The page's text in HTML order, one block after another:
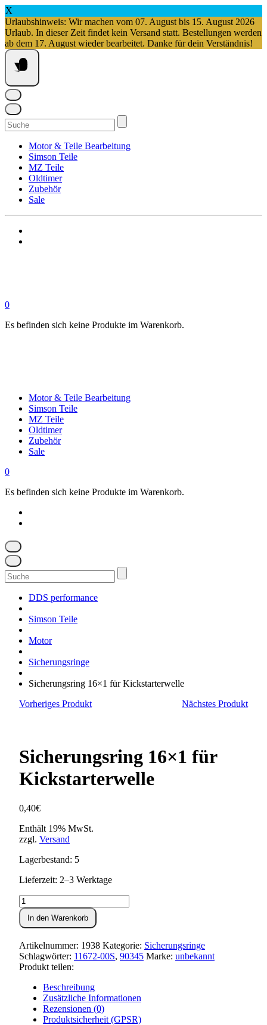
X
Urlaubshinweis: Wir machen vom 07. August bis 15. August 2026
Urlaub. In dieser Zeit findet kein Versand statt. Bestellungen werden
ab dem 17. August wieder bearbeitet. Danke für dein Verständnis!
Springe
zum
Inhalt
Suchen
nach:
Motor & Teile Bearbeitung
Simson Teile
MZ Teile
Oldtimer
Zubehör
Sale
0
Es befinden sich keine Produkte im Warenkorb.
Motor & Teile Bearbeitung
Simson Teile
MZ Teile
Oldtimer
Zubehör
Sale
0
Es befinden sich keine Produkte im Warenkorb.
Suchen
nach:
DDS performance
Simson Teile
Motor
Sicherungsringe
Sicherungsring 16×1 für Kickstarterwelle
Vorheriges Produkt
Nächstes Produkt
Sicherungsring 16×1 für
Kickstarterwelle
0,40€
Enthält 19% MwSt.
zzgl. Versand
Lagerbestand: 5
Lieferzeit: 2–3 Werktage
Sicherungsring
16x1
für
Kickstarterwelle
Menge
In den Warenkorb
Artikelnummer: 1938 Kategorie: Sicherungsringe
Schlagwörter: 11672-00S, 90345 Marke: unbekannt
Produkt teilen:
Beschreibung
Zusätzliche Informationen
Rezensionen (0)
Produktsicherheit (GPSR)